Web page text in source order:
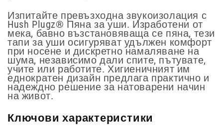
Изпитайте превъзходна звукоизолация с
Hush Plugz® Пяна за уши. Изработени от
мека, бавно възстановяваща се пяна, тези
тапи за уши осигуряват удължен комфорт
при носене и дискретно намаляване на
шума, независимо дали спите, пътувате,
учите или работите. Хигиеничният им
еднократен дизайн предлага практично и
надеждно решение за натоварени начин
на живот.
Ключови характеристики